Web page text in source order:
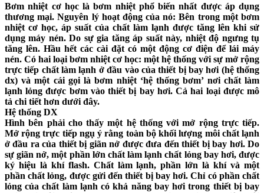
Bơm nhiệt cơ học là bơm nhiệt phổ biến nhất được áp dụng
thương mại. Nguyên lý hoạt động của nó: Bên trong một bơm
nhiệt cơ học, áp suất của chất làm lạnh được tăng lên khi sử
dụng máy nén. Do sự gia tăng áp suất này, nhiệt độ ngưng tụ
tăng lên. Hầu hết các cài đặt có một động cơ điện để lái máy
nén. Có hai loại bơm nhiệt cơ học: một hệ thống với sự mở rộng
trực tiếp chất làm lạnh ở đầu vào của thiết bị bay hơi (hệ thống
dx) và một cái gọi là bơm nhiệt ‘hệ thống bơm’ nơi chất làm
lạnh lỏng được bơm vào thiết bị bay hơi. Cả hai loại được mô
tả chi tiết hơn dưới đây.
Hệ thống DX
Hình bên phải cho thấy một hệ thống với mở rộng trực tiếp.
Mở rộng trực tiếp ngụ ý rằng toàn bộ khối lượng môi chất lạnh
ở đầu ra của thiết bị giãn nở được đưa đến thiết bị bay hơi. Do
sự giãn nở, một phần lớn chất làm lạnh chất lỏng bay hơi, được
ký hiệu là khí flash. Chất làm lạnh, phần lớn là khí và một
phần chất lỏng, được gửi đến thiết bị bay hơi. Chỉ có phần chất
lỏng của chất làm lạnh có khả năng bay hơi trong thiết bị bay